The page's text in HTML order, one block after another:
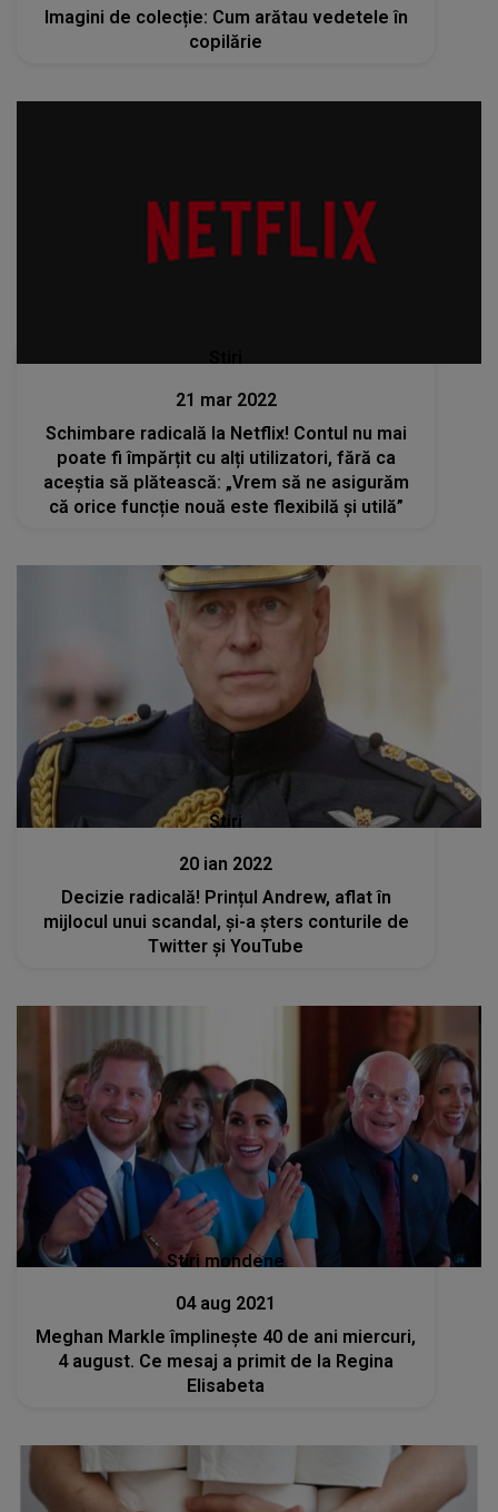
Imagini de colecție: Cum arătau vedetele în
copilărie
21 mar 2022
Schimbare radicală la Netflix! Contul nu mai
poate fi împărțit cu alți utilizatori, fără ca
aceștia să plătească: „Vrem să ne asigurăm
că orice funcție nouă este flexibilă și utilă”
Stiri
20 ian 2022
Decizie radicală! Prințul Andrew, aflat în
mijlocul unui scandal, și-a șters conturile de
Twitter și YouTube
Stiri mondene
04 aug 2021
Meghan Markle împlinește 40 de ani miercuri,
4 august. Ce mesaj a primit de la Regina
Elisabeta